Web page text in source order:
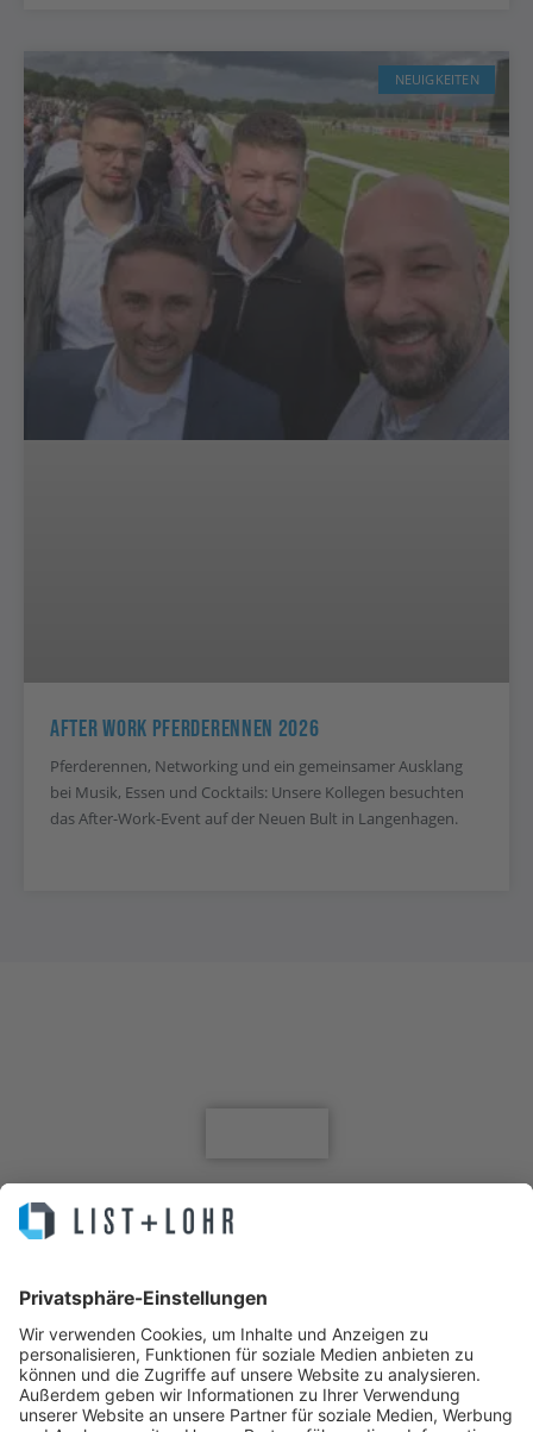
NEUIGKEITEN
After Work Pferderennen 2026
Pferderennen, Networking und ein gemeinsamer Ausklang
bei Musik, Essen und Cocktails: Unsere Kollegen besuchten
das After-Work-Event auf der Neuen Bult in Langenhagen.
Sie machen Business. Wir Ihre IT.